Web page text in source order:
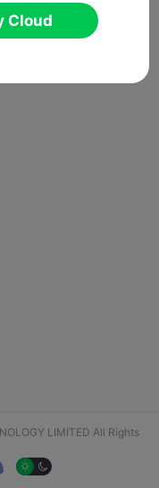
LIMITED All Rights
Cloud